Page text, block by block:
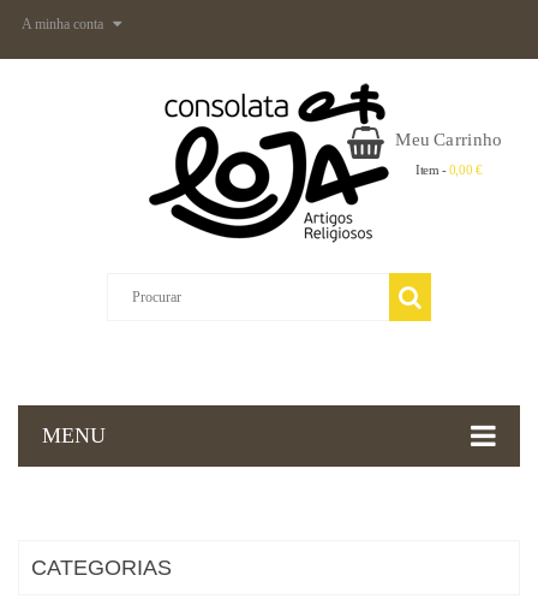
A minha conta
Meu Carrinho
Item - 0,00 €
MENU
CATEGORIAS